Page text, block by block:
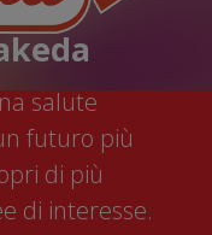
salute
futuro più
di più
di interesse.